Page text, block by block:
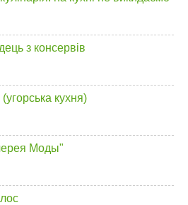
з консервів
кухня)
Моды"